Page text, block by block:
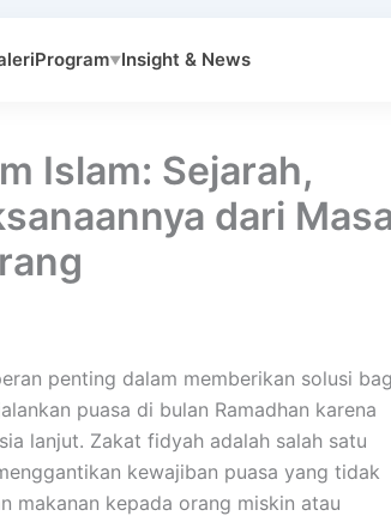
Program▼Insight & News
Islam: Sejarah,
dari
penting dalam memberikan solusi
puasa di bulan Ramadhan karena
lanjut. Zakat fidyah adalah salah satu
kewajiban puasa yang tidak
makanan kepada orang miskin atau